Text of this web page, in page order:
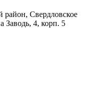
район, Свердловское
Заводь, 4, корп. 5